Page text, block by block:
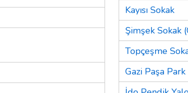
Kayısı Sokak
Şimşek Sokak
Topçeşme
Gazi Paşa